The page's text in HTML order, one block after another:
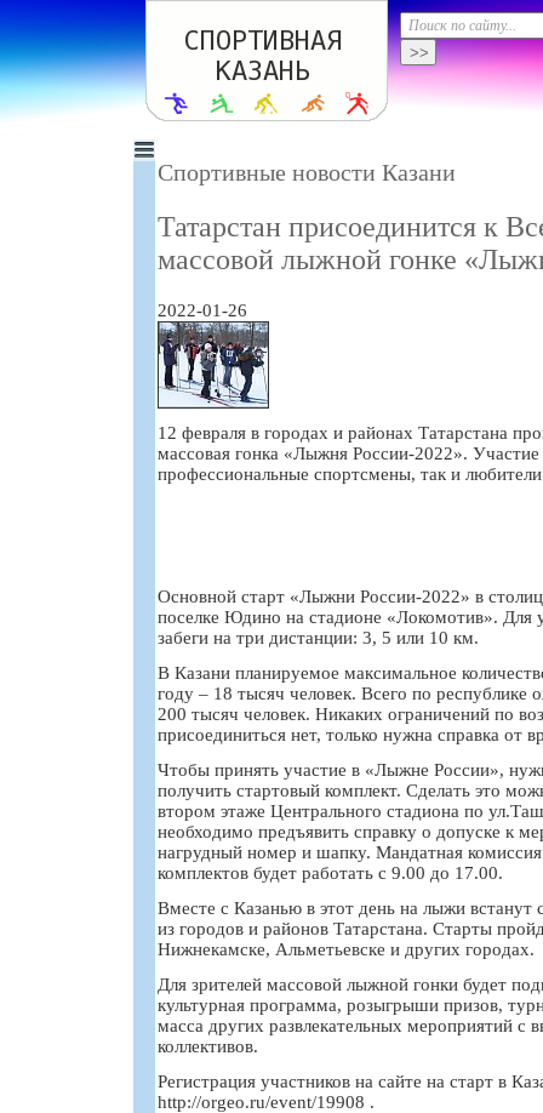
Спортивные новости Казани
Татарстан присоединится к
массовой лыжной гонке
2022-01-26
12 февраля в городах и районах Татарстана
массовая гонка «Лыжня России-2022». Участие
профессиональные спортсмены, так и
Основной старт «Лыжни России-2022» в
поселке Юдино на стадионе «Локомотив». Для
забеги на три дистанции: 3, 5 или 10 км.
В Казани планируемое максимальное
году – 18 тысяч человек. Всего по республике
200 тысяч человек. Никаких ограничений по
присоединиться нет, только нужна справка от
Чтобы принять участие в «Лыжне России»,
получить стартовый комплект. Сделать это
втором этаже Центрального стадиона по
необходимо предъявить справку о допуске к
нагрудный номер и шапку. Мандатная
комплектов будет работать с 9.00 до 17.00.
Вместе с Казанью в этот день на лыжи
из городов и районов Татарстана. Старты
Нижнекамске, Альметьевске и других городах.
Для зрителей массовой лыжной гонки будет
культурная программа, розыгрыши призов,
масса других развлекательных мероприятий с
коллективов.
Регистрация участников на сайте на старт в
http://orgeo.ru/event/19908 .